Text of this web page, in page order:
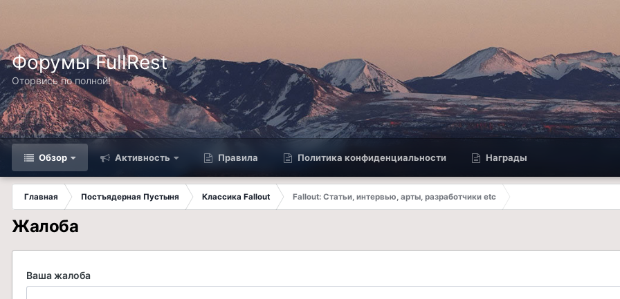
Форумы FullRest
Оторвись по полной!
Обзор Активность Правила Политика конфиденциальности Награды
Главная Постъядерная Пустыня Классика Fallout
Fallout: Статьи, интервью, арты, разработчики etc
Жалоба
Ваша жалоба